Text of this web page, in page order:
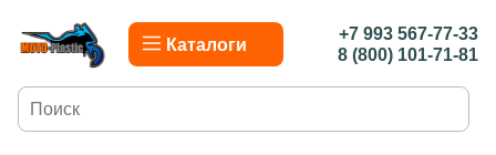
Каталоги
+7 993 567-77-33
8 (800) 101-71-81